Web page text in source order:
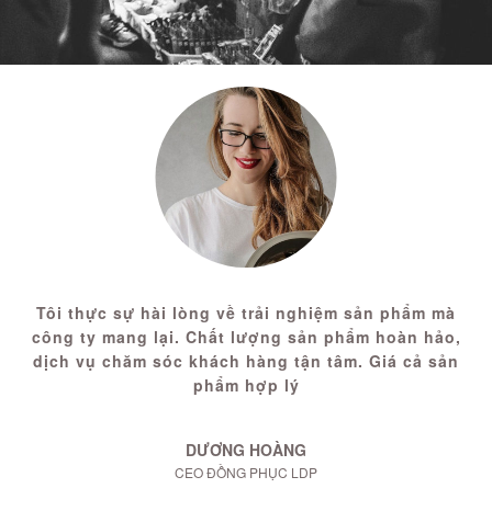
Tôi thực sự hài lòng về trải nghiệm sản phẩm mà
công ty mang lại. Chất lượng sản phẩm hoàn hảo,
dịch vụ chăm sóc khách hàng tận tâm. Giá cả sản
phẩm hợp lý
DƯƠNG HOÀNG
CEO ĐỒNG PHỤC LDP